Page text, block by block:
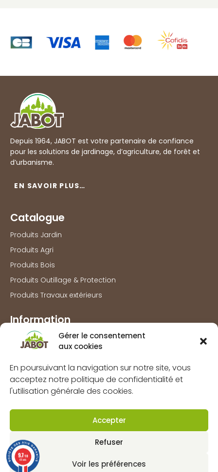
Gérer le consentement
aux cookies
En poursuivant la navigation sur notre site, vous
acceptez notre politique de confidentialité et
l'utilisation générale des cookies.
Accepter
Refuser
Voir les préférences
Depuis 1964, JABOT est votre partenaire de confiance
pour les solutions de jardinage, d’agriculture, de forêt et
d’urbanisme.
EN SAVOIR PLUS…
Catalogue
Produits Jardin
Produits Agri
Produits Bois
Produits Outillage & Protection
Produits Travaux extérieurs
Information
Marques
À propos
FAQs
Mentions légales
Politique de confidentialité
Politique de cookies (UE)
Contact
Dynapôle de Ludres-Fléville
9.7/10
66 avis